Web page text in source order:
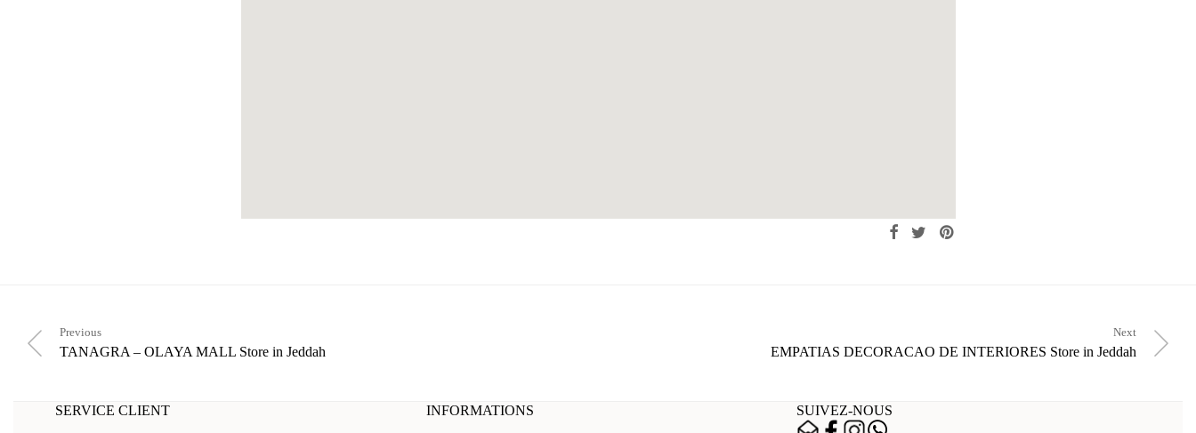
Previous
TANAGRA – OLAYA MALL Store in Jeddah
Next
EMPATIAS DECORACAO DE INTERIORES Store in Jeddah
SERVICE CLIENT INFORMATIONS SUIVEZ-NOUS